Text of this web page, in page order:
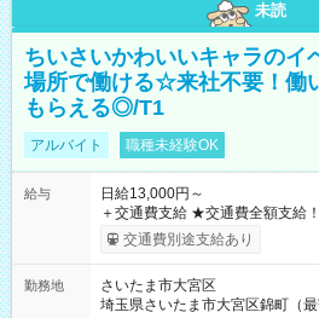
未読
ちいさいかわいいキャラのイ
場所で働ける☆来社不要！働
もらえる◎/T1
アルバイト 職種未経験OK
給与
日給13,000円～
＋交通費支給 ★交通費全額支給！ ┗案件により規定あり ★日払
いOK！（規定あり） ┗働いたそ
ンビニATMから 日払い分を引き落とせます
交通費別途支給あり
勤務地
さいたま市大宮区
埼玉県さいたま市大宮区錦町（最